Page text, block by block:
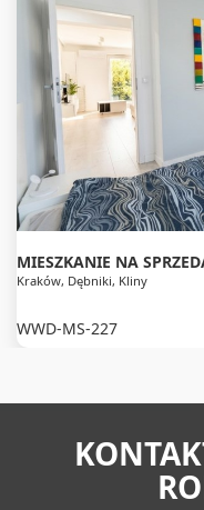
MIESZKANIE NA
Kraków, Dębniki, Kliny
WWD-MS-227